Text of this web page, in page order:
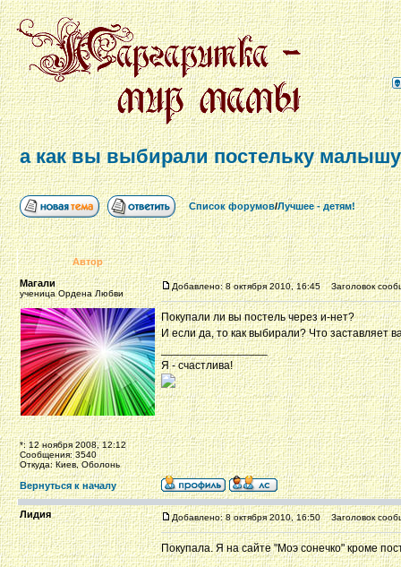
а как вы выбирали постельку
Список форумов/Лучшее - детям!
Автор
Магали
ученица Ордена Любви
*: 12 ноября 2008, 12:12
Сообщения: 3540
Откуда: Киев, Оболонь
Добавлено: 8 октября 2010, 16:45 Заголовок
Покупали ли вы постель через и-нет?
И если да, то как выбирали? Что заставляет
_________________
Я - счастлива!
Вернуться к началу
Лидия Добавлено: 8 октября 2010, 16:50 Заголовок
Покупала. Я на сайте "Моэ сонечко" кроме